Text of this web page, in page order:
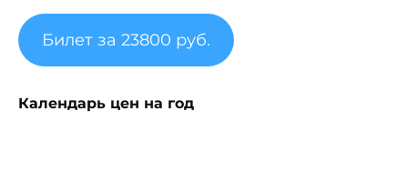
Билет за 23800 руб.
Календарь цен на год